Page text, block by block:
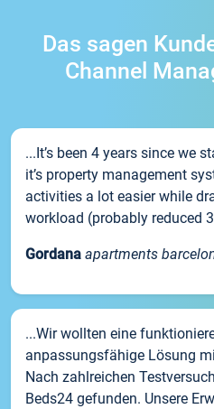
Das sagen
Channel
...It’s been 4 years since we
it’s property management
activities a lot easier while
workload (probably reduced
Gordana apartments
...Wir wollten eine
anpassungsfähige Lösung
Nach zahlreichen
Beds24 gefunden. Unsere